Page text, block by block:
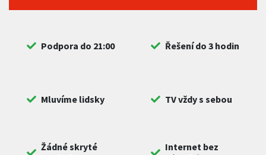
Podpora do 21:00 Řešení do 3 hodin
Mluvíme lidsky TV vždy s sebou
Žádné skryté
Internet bez